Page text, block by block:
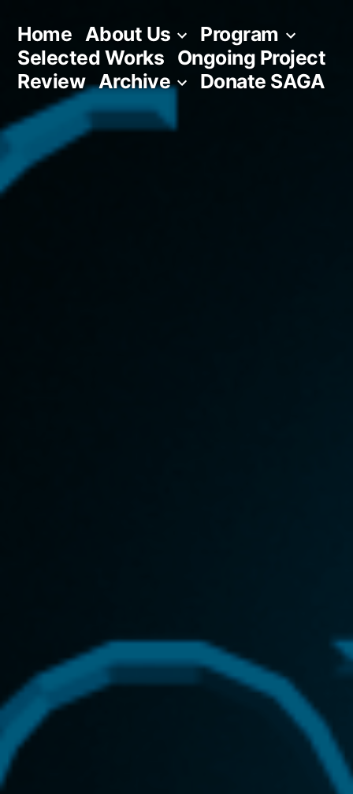
content
Home About Us
Program
Selected Works Ongoing Project
Review Archive Donate SAGA